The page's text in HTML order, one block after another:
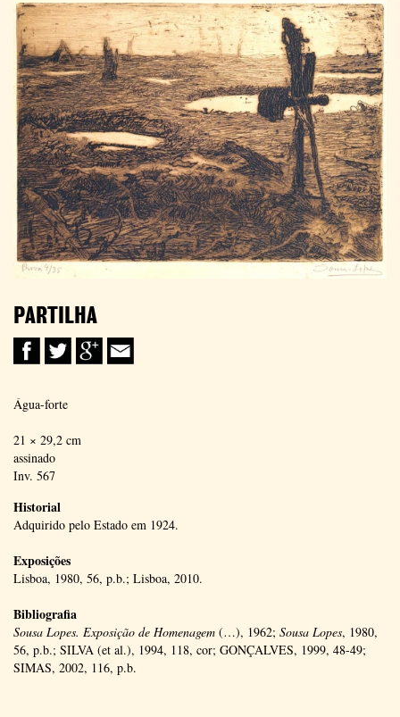
PARTILHA
Água-forte
21 × 29,2 cm
assinado
Inv. 567
Historial
Adquirido pelo Estado em 1924.
Exposições
Lisboa, 1980, 56, p.b.; Lisboa, 2010.
Bibliografia
Sousa Lopes. Exposição de Homenagem (…), 1962; Sousa Lopes, 1980,
56, p.b.; SILVA (et al.), 1994, 118, cor; GONÇALVES, 1999, 48-49;
SIMAS, 2002, 116, p.b.